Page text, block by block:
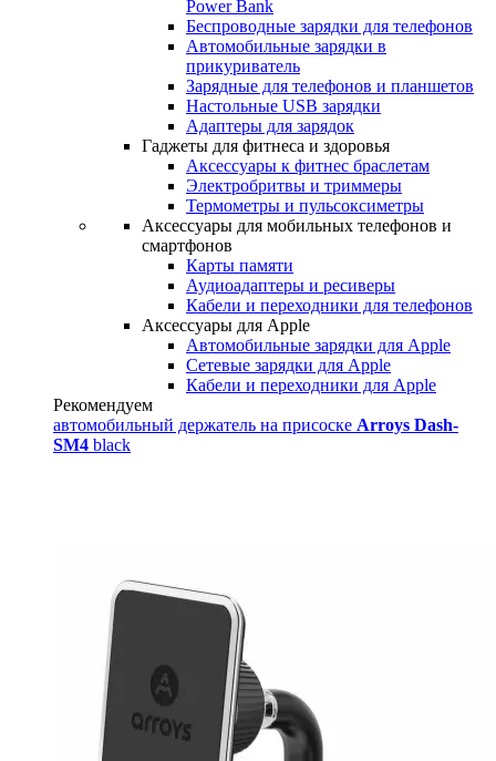
Power Bank
Беспроводные зарядки для телефонов
Автомобильные зарядки в
прикуриватель
Зарядные для телефонов и планшетов
Настольные USB зарядки
Адаптеры для зарядок
Гаджеты для фитнеса и здоровья
Аксессуары к фитнес браслетам
Электробритвы и триммеры
Термометры и пульсоксиметры
Аксессуары для мобильных телефонов и
смартфонов
Карты памяти
Аудиоадаптеры и ресиверы
Кабели и переходники для телефонов
Аксессуары для Apple
Автомобильные зарядки для Apple
Сетевые зарядки для Apple
Кабели и переходники для Apple
Рекомендуем
автомобильный держатель на присоске Arroys Dash-
SM4 black